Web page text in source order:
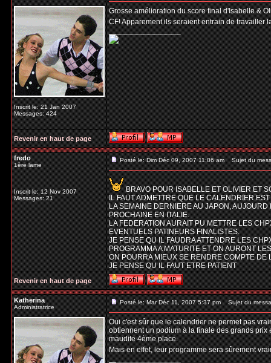
Inscrit le: 21 Jan 2007
Messages: 424
Grosse amélioration du score final d'Isabelle &
CF! Apparement ils seraient entrain de travailler
_________________
Revenir en haut de page
fredo
1ère lame
Inscrit le: 12 Nov 2007
Messages: 21
Posté le: Dim Déc 09, 2007 11:06 am Sujet du
BRAVO POUR ISABELLE ET OLIVIER ET
IL FAUT ADMETTRE QUE LE CALENDRIER
LA SEMAINE DERNIERE AU JAPON,
PROCHAINE EN ITALIE.
LA FEDERATION AURAIT PU METTRE LES
EVENTUELS PATINEURS FINALISTES.
JE PENSE QU IL FAUDRA ATTENDRE LES
PROGRAMMA A MATURITE ET ON AURONT
ON POURRA MIEUX SE RENDRE COMPTE DE
JE PENSE QU IL FAUT ETRE PATIENT
Revenir en haut de page
Katherina
Administratrice
Posté le: Mar Déc 11, 2007 5:37 pm Sujet du
Oui c'est sûr que le calendrier ne permet pas
obtiennent un podium à la finale des grands
maudite 4ème place.
Mais en effet, leur programme sera sûrement
_________________